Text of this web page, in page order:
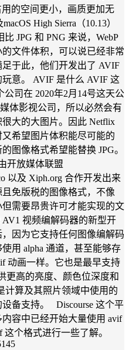
的空间更小，画质更加无
High Sierra（10.13）
JPG 和 PNG 来说，WebP
文件体积，可以说已经非常
于此，他们开发出了 AVIF
意。 AVIF 是什么 AVIF 这
司在 2020年2月14号这天公
体影视公司，所以必然会有
大的大图片。因此 Netflix
希望图片体积能尽可能的
图像格式希望能替换 JPG。
开放媒体联盟
以及 Xiph.org 合作开发出来
免版税的图像格式，不像
需要昂贵许可才能实现的文
视频编解码器的新型开
因为它支持任何图像编解码
用 alpha 通道，甚至能够存
动画一样。它也是最早支持
更高的亮度、颜色位深度和
计算及其照片领域中使用的
备支持。 Discourse 这个平
容中已经开始大量使用 avif
这个格式进行一些了解。